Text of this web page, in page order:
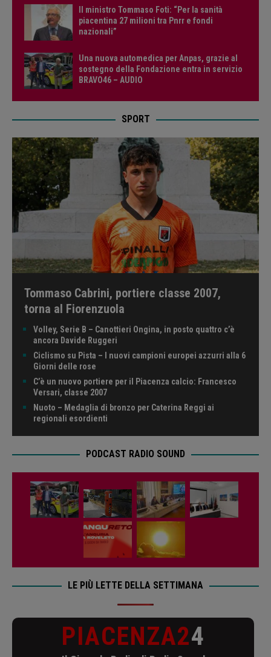
Il ministro Tommaso Foti: “Per la sanità
piacentina 27 milioni tra Pnrr e fondi
nazionali”
Una nuova automedica per Anpas, grazie al
sostegno della Fondazione entra in servizio
BRAVO46 – AUDIO
SPORT
Tommaso Cabrini, portiere classe 2007,
torna al Fiorenzuola
Volley, Serie B – Canottieri Ongina, in posto quattro c’è
ancora Davide Ruggeri
Ciclismo su Pista – I nuovi campioni europei azzurri alla 6
Giorni delle rose
C’è un nuovo portiere per il Piacenza calcio: Francesco
Versari, classe 2007
Nuoto – Medaglia di bronzo per Caterina Reggi ai
regionali esordienti
PODCAST RADIO SOUND
LE PIÙ LETTE DELLA SETTIMANA
PIACENZA24